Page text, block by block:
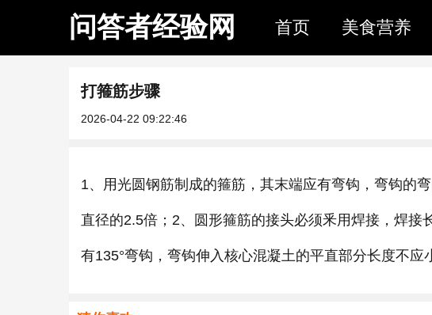
问答者经验网 首页 美食营养
打箍筋步骤
2026-04-22 09:22:46
1、用光圆钢筋制成的箍筋，其末端应有弯钩，弯钩的
直径的2.5倍；2、圆形箍筋的接头必须釆用焊接，焊
有135°弯钩，弯钩伸入核心混凝土的平直部分长度不应